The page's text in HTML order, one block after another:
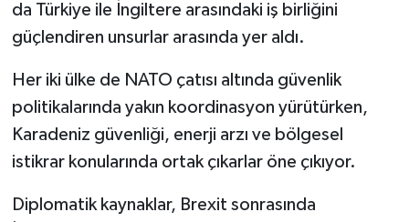
da Türkiye ile İngiltere arasındaki iş birliğini
güçlendiren unsurlar arasında yer aldı.
Her iki ülke de NATO çatısı altında güvenlik
politikalarında yakın koordinasyon yürütürken,
Karadeniz güvenliği, enerji arzı ve bölgesel
istikrar konularında ortak çıkarlar öne çıkıyor.
Diplomatik kaynaklar, Brexit sonrasında